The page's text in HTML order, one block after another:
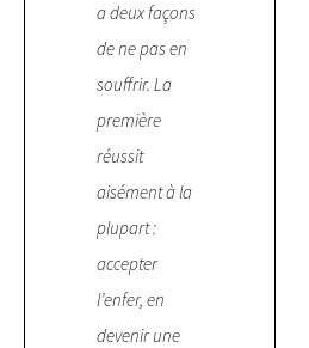
a deux façons
de ne pas en
souffrir. La
première
réussit
aisément à la
plupart :
accepter
l’enfer, en
devenir une